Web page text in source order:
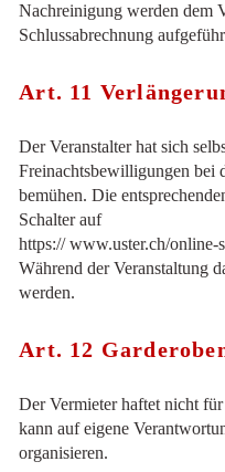
Nachreinigung werden dem
Schlussabrechnung
Art. 11
Der Veranstalter hat sich
Freinachtsbewilligungen bei
bemühen. Die
Schalter auf
https:// www.uster.ch/online-
Während der Veranstaltung
werden.
Art. 12
Der Vermieter haftet nicht
kann auf eigene
organisieren.